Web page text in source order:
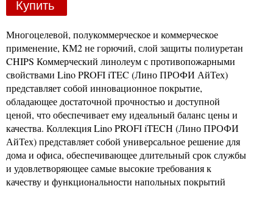
Купить
Многоцелевой, полукоммерческое и коммерческое
применение, КМ2 не горючий, слой защиты полиуретан
CHIPS Коммерческий линолеум с противопожарными
свойствами Lino PROFI iTEC (Лино ПРОФИ АйТех)
представляет собой инновационное покрытие,
обладающее достаточной прочностью и доступной
ценой, что обеспечивает ему идеальный баланс цены и
качества. Коллекция Lino PROFI iTECH (Лино ПРОФИ
АйТех) представляет собой универсальное решение для
дома и офиса, обеспечивающее длительный срок службы
и удовлетворяющее самые высокие требования к
качеству и функциональности напольных покрытий